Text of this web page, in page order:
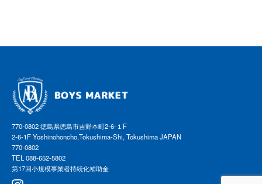
770-0802 徳島県徳島市吉野本町2-6-１F
2-6-1F Yoshinohoncho,Tokushima-Shi, Tokushima JAPAN
770-0802
TEL 088-652-5802
第17回小規模事業者持続化補助金